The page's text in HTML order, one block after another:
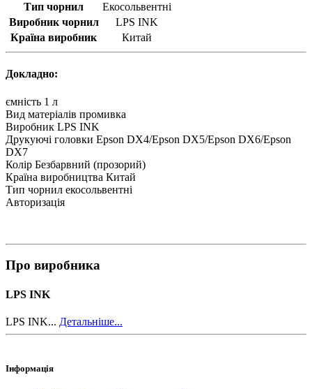
Тип чорнил
Екосольвентні
Виробник чорнил
LPS INK
Країна виробник
Китай
Докладно:
ємність 1 л
Вид матеріалів промивка
Виробник LPS INK
Друкуючі головки Epson DX4/Epson DX5/Epson DX6/Epson
DX7
Колір Безбарвний (прозорий)
Країна виробництва Китай
Тип чорнил екосольвентні
Авторизація
Про виробника
LPS INK
LPS INK... Детальніше...
Інформація